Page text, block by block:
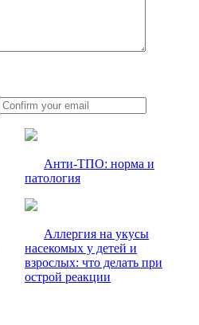
Анти-ТПО: норма и
патология
Аллергия на укусы
насекомых у детей и
взрослых: что делать при
острой реакции